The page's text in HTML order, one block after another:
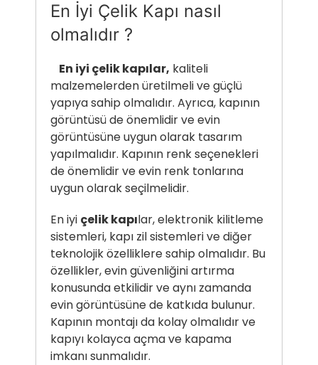
En İyi Çelik Kapı nasıl
olmalıdır ?
En iyi çelik kapılar, kaliteli
malzemelerden üretilmeli ve güçlü
yapıya sahip olmalıdır. Ayrıca, kapının
görüntüsü de önemlidir ve evin
görüntüsüne uygun olarak tasarım
yapılmalıdır. Kapının renk seçenekleri
de önemlidir ve evin renk tonlarına
uygun olarak seçilmelidir.
En iyi çelik kapılar, elektronik kilitleme
sistemleri, kapı zil sistemleri ve diğer
teknolojik özelliklere sahip olmalıdır. Bu
özellikler, evin güvenliğini artırma
konusunda etkilidir ve aynı zamanda
evin görüntüsüne de katkıda bulunur.
Kapının montajı da kolay olmalıdır ve
kapıyı kolayca açma ve kapama
imkanı sunmalıdır.